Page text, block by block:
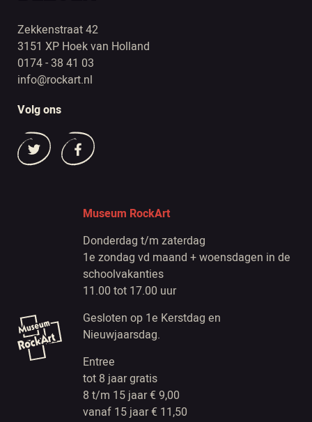
Zekkenstraat 42
3151 XP Hoek van Holland
0174 - 38 41 03
info@rockart.nl
Volg ons
Museum RockArt
Donderdag t/m zaterdag
1e zondag vd maand + woensdagen in de
schoolvakanties
11.00 tot 17.00 uur
Gesloten op 1e Kerstdag en
Nieuwjaarsdag.
Entree
tot 8 jaar gratis
8 t/m 15 jaar € 9,00
vanaf 15 jaar € 11,50